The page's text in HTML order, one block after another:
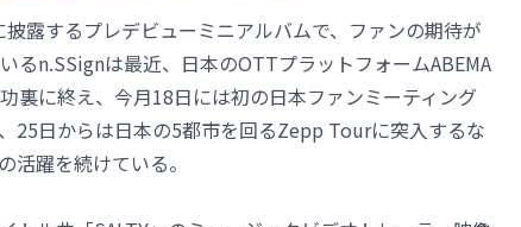
露するプレデビューミニアルバムで、ファンの期待が
るn.SSignは最近、日本のOTTプラットフォームABEMA
裏に終え、今月18日には初の日本ファンミーティング
25日からは日本の5都市を回るZepp Tourに突入するな
活躍を続けている。